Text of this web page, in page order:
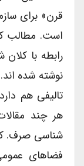
قرن» برای
است. مطالب
رابطه با کلان
نوشته شده
تالیفی هم
هر چند
شناسی صرف.
فضاهای